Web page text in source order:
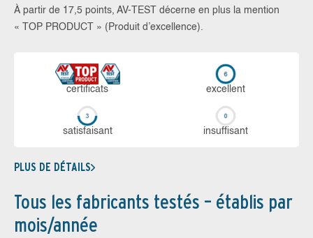
À partir de 17,5 points, AV-TEST décerne en plus la mention
« TOP PRODUCT » (Produit d’excellence).
certi­ficats ex­cellent
sa­tis­fai­sant in­suf­fi­sant
PLUS DE DÉTAILS
Tous les fabricants testés – établis par
mois/année